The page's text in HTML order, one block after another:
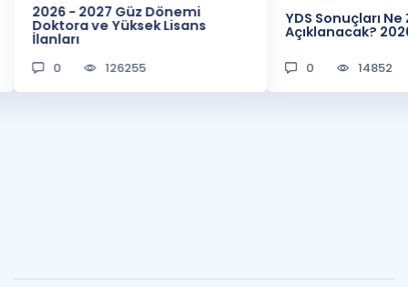
2026 - 2027 Güz Dönemi
Doktora ve Yüksek Lisans
İlanları
0 126255
YDS Sonuçları
Açıklanacak?
0 14852